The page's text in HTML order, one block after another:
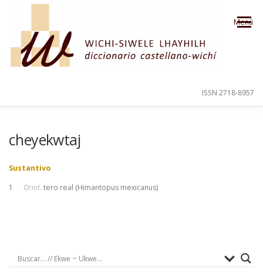
Saltar al contenido
Menú
ORDEN ALFABÉTICO
ISSN 2718-8957
cheyekwtaj
Sustantivo
1 Ornit. tero real (Himantopus mexicanus)